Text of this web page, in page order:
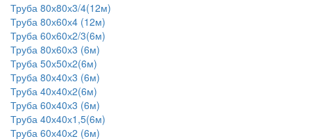
Труба 80х80х3/4(12м)
Труба 80х60х4 (12м)
Труба 60х60х2/3(6м)
Труба 80х60х3 (6м)
Труба 50х50х2(6м)
Труба 80х40х3 (6м)
Труба 40х40х2(6м)
Труба 60х40х3 (6м)
Труба 40х40х1,5(6м)
Труба 60х40х2 (6м)